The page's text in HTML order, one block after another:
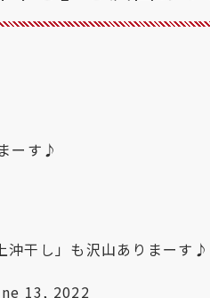
ーす♪
沖干し」も沢山ありまーす♪
13, 2022